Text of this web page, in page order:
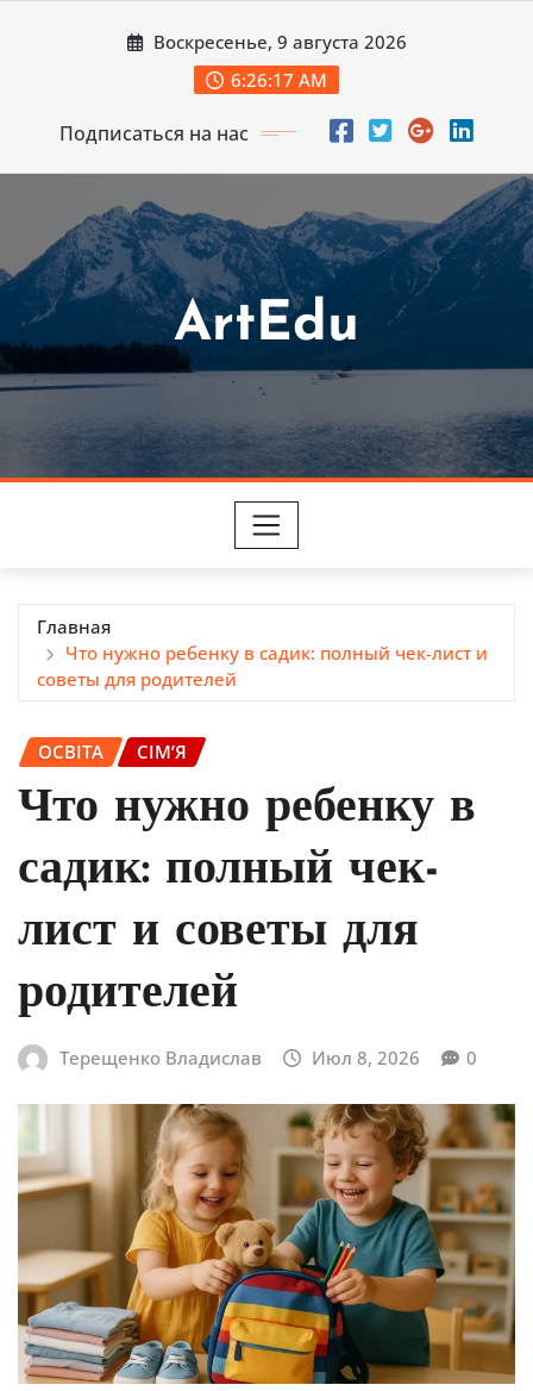
Воскресенье, 9 августа 2026
6:26:19 AM
Подписаться на нас
ArtEdu
Главная
Что нужно ребенку в садик: полный чек-лист и
советы для родителей
ОСВІТА СІМ’Я
Что нужно ребенку в
садик: полный чек-
лист и советы для
родителей
Терещенко Владислав Июл 8, 2026 0